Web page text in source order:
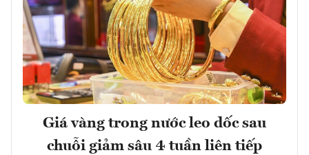
Giá vàng trong nước leo dốc sau
chuỗi giảm sâu 4 tuần liên tiếp